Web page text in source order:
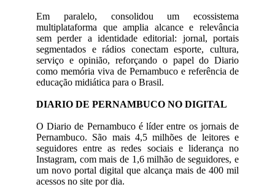
Em paralelo, consolidou um ecossistema
multiplataforma que amplia alcance e relevância
sem perder a identidade editorial: jornal, portais
segmentados e rádios conectam esporte, cultura,
serviço e opinião, reforçando o papel do Diario
como memória viva de Pernambuco e referência de
educação midiática para o Brasil.
DIARIO DE PERNAMBUCO NO DIGITAL
O Diario de Pernambuco é líder entre os jornais de
Pernambuco. São mais 4,5 milhões de leitores e
seguidores entre as redes sociais e liderança no
Instagram, com mais de 1,6 milhão de seguidores, e
um novo portal digital que alcança mais de 400 mil
acessos no site por dia.